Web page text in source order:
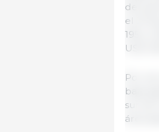
del
el 23
195 y
USD
Por
baja
sur de
área